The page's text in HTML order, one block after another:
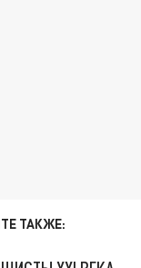
ТАКЖЕ: